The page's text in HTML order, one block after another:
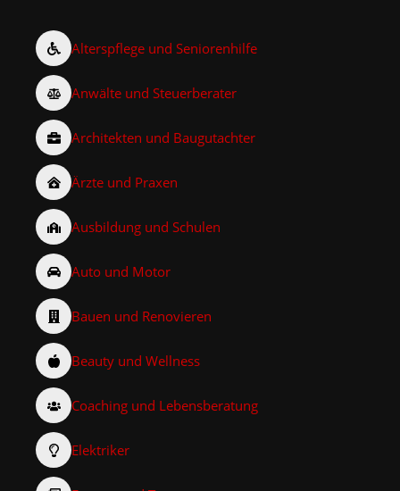
Alterspflege und Seniorenhilfe
Anwälte und Steuerberater
Architekten und Baugutachter
Ärzte und Praxen
Ausbildung und Schulen
Auto und Motor
Bauen und Renovieren
Beauty und Wellness
Coaching und Lebensberatung
Elektriker